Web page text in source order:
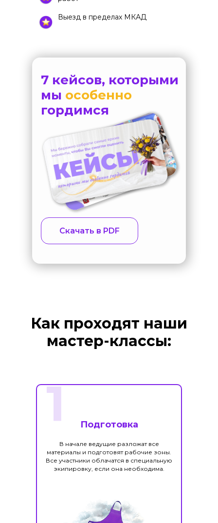
Выезд в пределах МКАД
Скачать в PDF
7 кейсов, которыми
мы особенно
гордимся
Подготовка
Как проходят наши
мастер-классы:
В начале ведущие разложат все
материалы и подготовят рабочие зоны.
Все участники облачатся в специальную
экипировку, если она необходима.
1